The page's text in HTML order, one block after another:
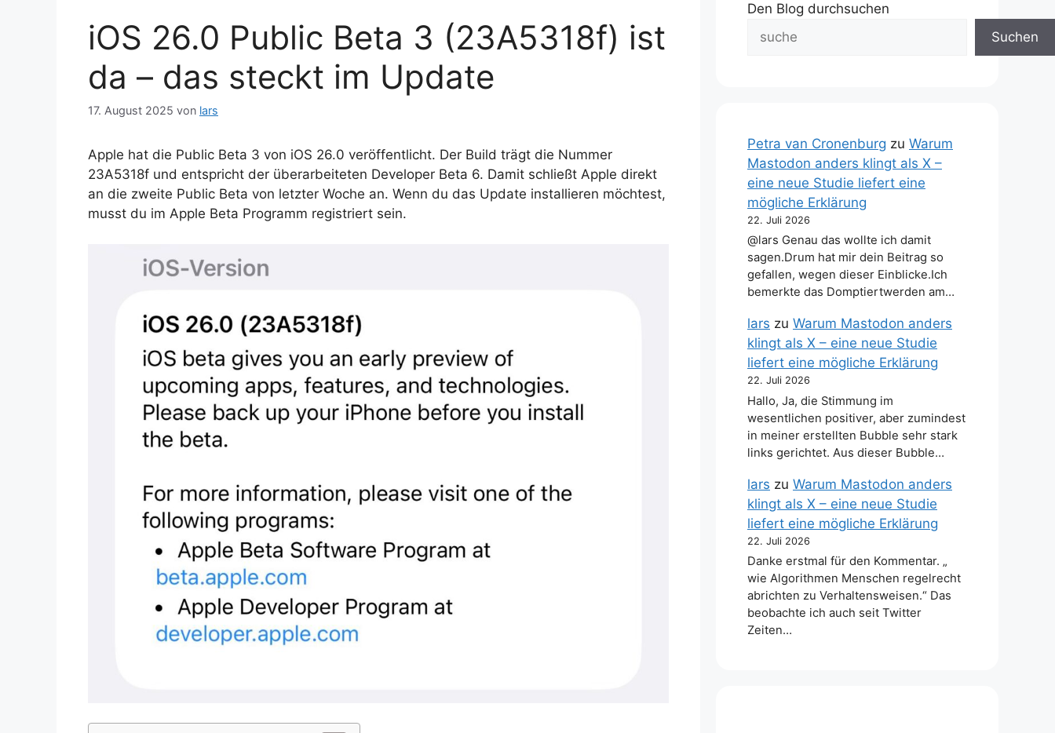
iOS 26.0 Public Beta 3 (23A5318f) ist
da – das steckt im Update
17. August 2025 von lars
Apple hat die Public Beta 3 von iOS 26.0 veröffentlicht. Der Build trägt die Nummer
23A5318f und entspricht der überarbeiteten Developer Beta 6. Damit schließt Apple direkt
an die zweite Public Beta von letzter Woche an. Wenn du das Update installieren möchtest,
musst du im Apple Beta Programm registriert sein.
Den Blog durchsuchen
Suchen
Petra van Cronenburg zu Warum
Mastodon anders klingt als X –
eine neue Studie liefert eine
mögliche Erklärung
22. Juli 2026
@lars Genau das wollte ich damit
sagen.Drum hat mir dein Beitrag so
gefallen, wegen dieser Einblicke.Ich
bemerkte das Domptiertwerden am…
lars zu Warum Mastodon anders
klingt als X – eine neue Studie
liefert eine mögliche Erklärung
22. Juli 2026
Hallo, Ja, die Stimmung im
wesentlichen positiver, aber zumindest
in meiner erstellten Bubble sehr stark
links gerichtet. Aus dieser Bubble…
lars zu Warum Mastodon anders
klingt als X – eine neue Studie
liefert eine mögliche Erklärung
22. Juli 2026
Danke erstmal für den Kommentar. „
wie Algorithmen Menschen regelrecht
abrichten zu Verhaltensweisen.“ Das
beobachte ich auch seit Twitter
Zeiten…